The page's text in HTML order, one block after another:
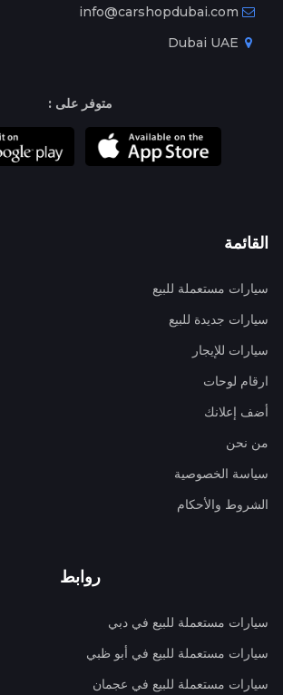
info@carshopdubai.com
متوفر على :
القائمة
سيارات مستعملة للبيع
سيارات جديدة للبيع
سيارات للإيجار
ارقام لوحات
أضف إعلانك
من نحن
سياسة الخصوصية
الشروط والأحكام
روابط
سيارات مستعملة للبيع في دبي
سيارات مستعملة للبيع في أبو ظبي
سيارات مستعملة للبيع في عجمان